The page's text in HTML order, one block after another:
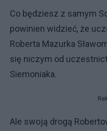
Co będziesz z samym
powinien widzieć, że
Roberta Mazurka
się niczym od
Siemoniaka.
Ale swoją drogą